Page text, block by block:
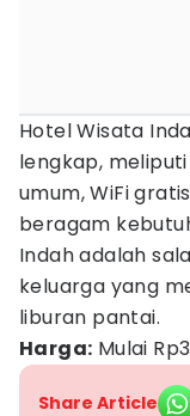
Hotel Wisata
lengkap,
umum, WiFi
beragam
Indah adalah
keluarga yang
liburan pantai.
Harga: Mulai
Share Article